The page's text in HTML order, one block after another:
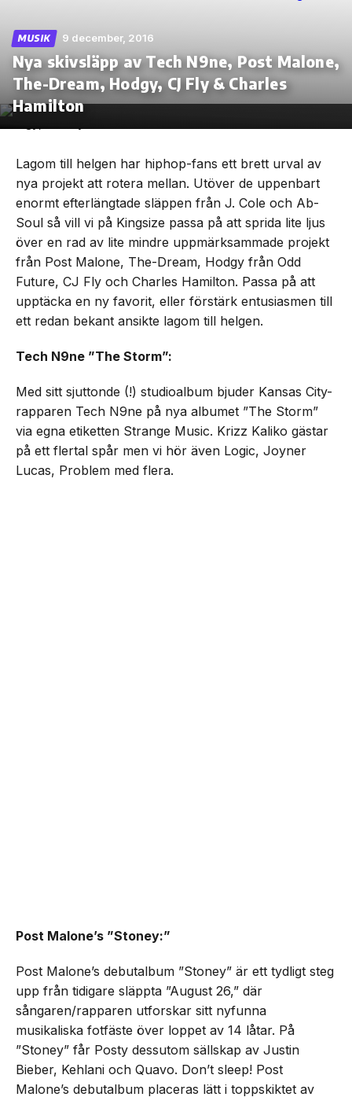
Skip
the
MUSIK 9 december, 2016
Nya skivsläpp av Tech N9ne, Post Malone,
The-Dream, Hodgy, CJ Fly & Charles
Hamilton
Lagom till helgen har hiphop-fans ett brett urval av
nya projekt att rotera mellan. Utöver de uppenbart
enormt efterlängtade släppen från J. Cole och Ab-
Soul så vill vi på Kingsize passa på att sprida lite ljus
över en rad av lite mindre uppmärksammade projekt
från Post Malone, The-Dream, Hodgy från Odd
Future, CJ Fly och Charles Hamilton. Passa på att
upptäcka en ny favorit, eller förstärk entusiasmen till
ett redan bekant ansikte lagom till helgen.
Tech N9ne ”The Storm”:
Med sitt sjuttonde (!) studioalbum bjuder Kansas City-
rapparen Tech N9ne på nya albumet ”The Storm”
via egna etiketten Strange Music. Krizz Kaliko gästar
på ett flertal spår men vi hör även Logic, Joyner
Lucas, Problem med flera.
Post Malone’s ”Stoney:”
Post Malone’s debutalbum ”Stoney” är ett tydligt steg
upp från tidigare släppta ”August 26,” där
sångaren/rapparen utforskar sitt nyfunna
musikaliska fotfäste över loppet av 14 låtar. På
”Stoney” får Posty dessutom sällskap av Justin
Bieber, Kehlani och Quavo. Don’t sleep! Post
Malone’s debutalbum placeras lätt i toppskiktet av